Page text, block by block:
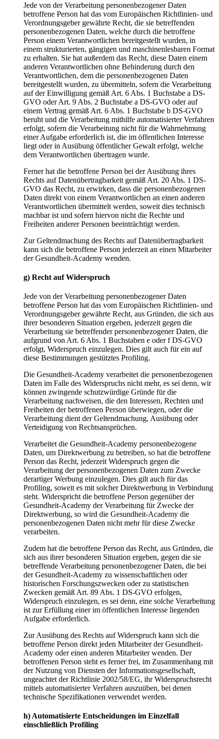
Jede von der Verarbeitung personenbezogener Daten
betroffene Person hat das vom Europäischen Richtlinien- und
Verordnungsgeber gewährte Recht, die sie betreffenden
personenbezogenen Daten, welche durch die betroffene
Person einem Verantwortlichen bereitgestellt wurden, in
einem strukturierten, gängigen und maschinenlesbaren Format
zu erhalten. Sie hat außerdem das Recht, diese Daten einem
anderen Verantwortlichen ohne Behinderung durch den
Verantwortlichen, dem die personenbezogenen Daten
bereitgestellt wurden, zu übermitteln, sofern die Verarbeitung
auf der Einwilligung gemäß Art. 6 Abs. 1 Buchstabe a DS-
GVO oder Art. 9 Abs. 2 Buchstabe a DS-GVO oder auf
einem Vertrag gemäß Art. 6 Abs. 1 Buchstabe b DS-GVO
beruht und die Verarbeitung mithilfe automatisierter Verfahren
erfolgt, sofern die Verarbeitung nicht für die Wahrnehmung
einer Aufgabe erforderlich ist, die im öffentlichen Interesse
liegt oder in Ausübung öffentlicher Gewalt erfolgt, welche
dem Verantwortlichen übertragen wurde.
Ferner hat die betroffene Person bei der Ausübung ihres
Rechts auf Datenübertragbarkeit gemäß Art. 20 Abs. 1 DS-
GVO das Recht, zu erwirken, dass die personenbezogenen
Daten direkt von einem Verantwortlichen an einen anderen
Verantwortlichen übermittelt werden, soweit dies technisch
machbar ist und sofern hiervon nicht die Rechte und
Freiheiten anderer Personen beeinträchtigt werden.
Zur Geltendmachung des Rechts auf Datenübertragbarkeit
kann sich die betroffene Person jederzeit an einen Mitarbeiter
der Gesundheit-Academy wenden.
g) Recht auf Widerspruch
Jede von der Verarbeitung personenbezogener Daten
betroffene Person hat das vom Europäischen Richtlinien- und
Verordnungsgeber gewährte Recht, aus Gründen, die sich aus
ihrer besonderen Situation ergeben, jederzeit gegen die
Verarbeitung sie betreffender personenbezogener Daten, die
aufgrund von Art. 6 Abs. 1 Buchstaben e oder f DS-GVO
erfolgt, Widerspruch einzulegen. Dies gilt auch für ein auf
diese Bestimmungen gestütztes Profiling.
Die Gesundheit-Academy verarbeitet die personenbezogenen
Daten im Falle des Widerspruchs nicht mehr, es sei denn, wir
können zwingende schutzwürdige Gründe für die
Verarbeitung nachweisen, die den Interessen, Rechten und
Freiheiten der betroffenen Person überwiegen, oder die
Verarbeitung dient der Geltendmachung, Ausübung oder
Verteidigung von Rechtsansprüchen.
Verarbeitet die Gesundheit-Academy personenbezogene
Daten, um Direktwerbung zu betreiben, so hat die betroffene
Person das Recht, jederzeit Widerspruch gegen die
Verarbeitung der personenbezogenen Daten zum Zwecke
derartiger Werbung einzulegen. Dies gilt auch für das
Profiling, soweit es mit solcher Direktwerbung in Verbindung
steht. Widerspricht die betroffene Person gegenüber der
Gesundheit-Academy der Verarbeitung für Zwecke der
Direktwerbung, so wird die Gesundheit-Academy die
personenbezogenen Daten nicht mehr für diese Zwecke
verarbeiten.
Zudem hat die betroffene Person das Recht, aus Gründen, die
sich aus ihrer besonderen Situation ergeben, gegen die sie
betreffende Verarbeitung personenbezogener Daten, die bei
der Gesundheit-Academy zu wissenschaftlichen oder
historischen Forschungszwecken oder zu statistischen
Zwecken gemäß Art. 89 Abs. 1 DS-GVO erfolgen,
Widerspruch einzulegen, es sei denn, eine solche Verarbeitung
ist zur Erfüllung einer im öffentlichen Interesse liegenden
Aufgabe erforderlich.
Zur Ausübung des Rechts auf Widerspruch kann sich die
betroffene Person direkt jeden Mitarbeiter der Gesundheit-
Academy oder einen anderen Mitarbeiter wenden. Der
betroffenen Person steht es ferner frei, im Zusammenhang mit
der Nutzung von Diensten der Informationsgesellschaft,
ungeachtet der Richtlinie 2002/58/EG, ihr Widerspruchsrecht
mittels automatisierter Verfahren auszuüben, bei denen
technische Spezifikationen verwendet werden.
h) Automatisierte Entscheidungen im Einzelfall
einschließlich Profiling